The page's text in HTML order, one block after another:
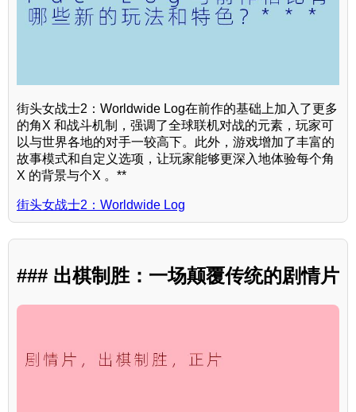
街头女战士2：Worldwide Log在前作的基础上加入了更多
的角X 和战斗机制，强调了全球联机对战的元素，玩家可
以与世界各地的对手一较高下。此外，游戏增加了丰富的
故事模式和自定义选项，让玩家能够更深入地体验每个角
X 的背景与个X 。**
街头女战士2：Worldwide Log
### 出棋制胜：一场颠覆传统的剧情片